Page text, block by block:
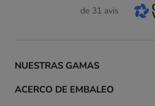
NUESTRAS GAMAS
ACERCO DE EMBALEO
de 31 avis